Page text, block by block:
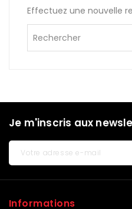
Effectuez une nouvelle
Je m'inscris aux
Informations